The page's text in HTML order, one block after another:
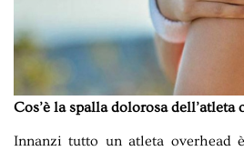
Cos’è la spalla dolorosa dell’atleta
Innanzi tutto un atleta overhead